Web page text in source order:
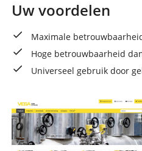
Uw voordelen
Maximale
Hoge betrouwbaarheid
Universeel gebruik door